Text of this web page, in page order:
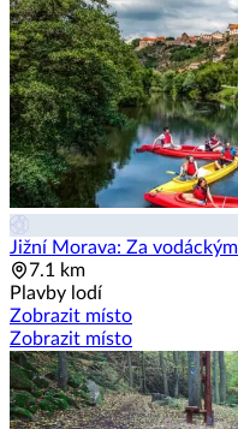
Jižní Morava: Za
7.1 km
Plavby lodí
Zobrazit místo
Zobrazit místo